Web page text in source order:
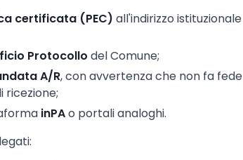
certificata (PEC) all'indirizzo istituzionale
Protocollo del Comune;
A/R, con avvertenza che non fa fede
ricezione;
inPAo portali analoghi.